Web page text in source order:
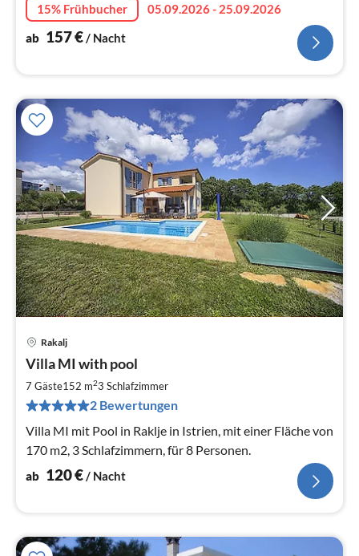
15% Frühbucher
05.09.2026 - 25.09.2026
ab 157€/ Nacht
Rakalj
Villa MI with pool
7 Gäste152 m23 Schlafzimmer
2 Bewertungen
Villa MI mit Pool in Raklje in Istrien, mit einer Fläche von
170 m2, 3 Schlafzimmern, für 8 Personen.
ab 120€/ Nacht